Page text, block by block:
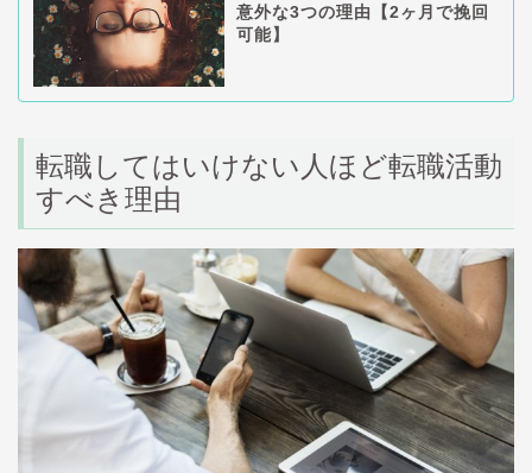
意外な3つの理由【2ヶ月で挽回
可能】
転職してはいけない人ほど転職活動
すべき理由